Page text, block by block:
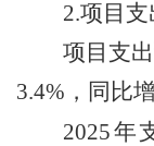
2.项目
项目支
3.4% ， 同比
2025年